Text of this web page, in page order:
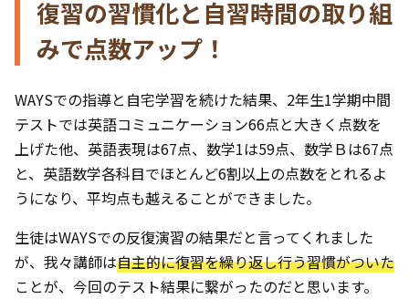
復習の習慣化と自習時間の取り組
みで点数アップ！
WAYSでの指導と自宅学習を続けた結果、2年生1学期中間
テストでは英語コミュニケーション66点と大きく点数を
上げた他、英語表現は67点、数学1は59点、数学Ｂは67点
と、英語数学各科目でほとんど6割以上の点数をとれるよ
うになり、平均点も越えることができました。
生徒はWAYSでの反復演習の結果だと言ってくれました
が、我々講師は自主的に復習を繰り返し行う習慣がついた
ことが、今回のテスト結果に繋がったのだと思います。